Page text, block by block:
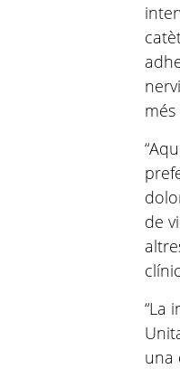
més
de
“La
una